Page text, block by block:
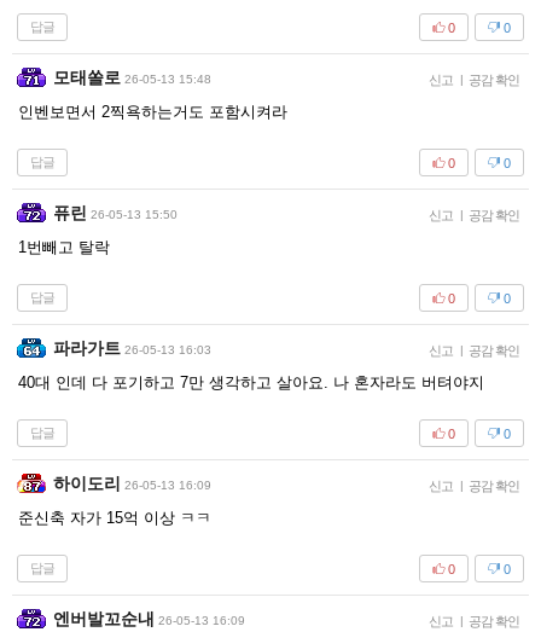
답글 0
0
모태쏠로 26-05-13 15:48 신고 | 공감 확인
인벤보면서 2찍욕하는거도 포함시켜라
답글 0
0
퓨린 26-05-13 15:50 신고 | 공감 확인
1번빼고 탈락
답글 0
0
파라가트 26-05-13 16:03 신고 | 공감 확인
40대 인데 다 포기하고 7만 생각하고 살아요. 나 혼자라도 버텨야지
답글 0
0
하이도리 26-05-13 16:09 신고 | 공감 확인
준신축 자가 15억 이상 ㅋㅋ
답글 0
0
엔버발꼬순내 26-05-13 16:09 신고 | 공감 확인